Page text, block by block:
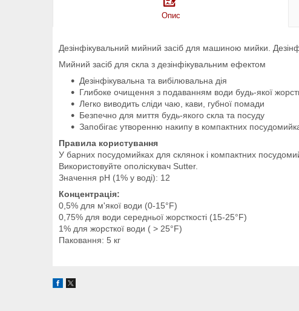
Опис
Дезінфікувальний мийний засіб для машиною мийки.
Мийний засіб для скла з дезінфікувальним ефектом
Дезінфікувальна та вибілювальна дія
Глибоке очищення з подаванням води будь-якої
Легко виводить сліди чаю, кави, губної помади
Безпечно для миття будь-якого скла та посуду
Запобігає утворенню накипу в компактних
Правила користування
У барних посудомийках для склянок і компактних
Використовуйте ополіскувач Sutter.
Значення pH (1% у воді): 12
Концентрація:
0,5% для м'якої води (0-15°F)
0,75% для води середньої жорсткості (15-25°F)
1% для жорсткої води ( > 25°F)
Паковання: 5 кг